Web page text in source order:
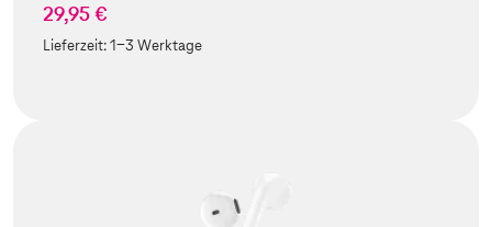
29,95 €
Lieferzeit:1-3 Werktage